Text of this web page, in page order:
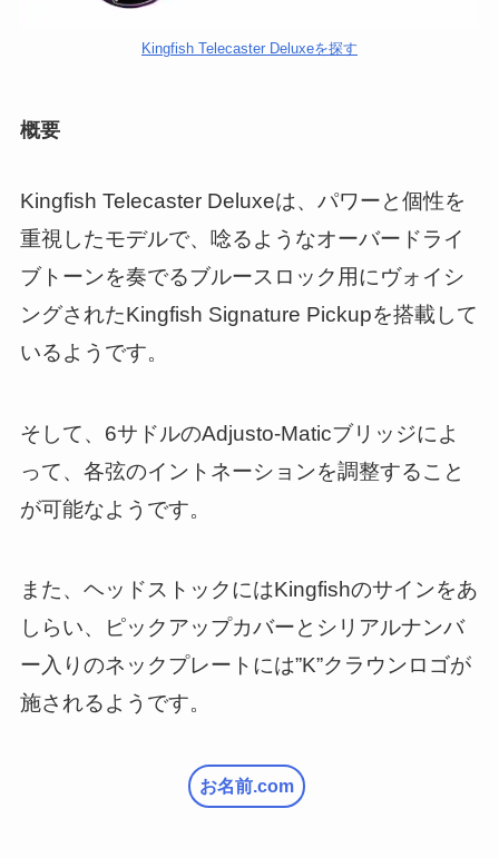
Kingfish Telecaster Deluxeを探す
概要
Kingfish Telecaster Deluxeは、パワーと個性を
重視したモデルで、唸るようなオーバードライ
ブトーンを奏でるブルースロック用にヴォイシ
ングされたKingfish Signature Pickupを搭載して
いるようです。
そして、6サドルのAdjusto-Maticブリッジによ
って、各弦のイントネーションを調整すること
が可能なようです。
また、ヘッドストックにはKingfishのサインをあ
しらい、ピックアップカバーとシリアルナンバ
ー入りのネックプレートには”K”クラウンロゴが
施されるようです。
お名前.com